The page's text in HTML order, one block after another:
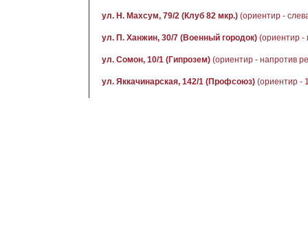
ул. Н. Махсум, 79/2 (Клуб 82 мкр.) (ориентир -
ул. П. Ханжин, 30/7 (Военный городок) (ориентир -
ул. Сомон, 10/1 (Гипрозем) (ориентир - напротив
ул. Яккачинарская, 142/1 (Профсоюз) (ориентир -